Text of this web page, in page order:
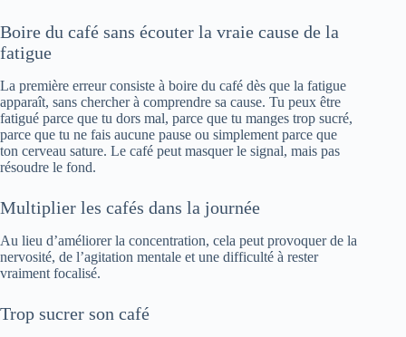
Boire du café sans écouter la vraie cause de la
fatigue
La première erreur consiste à boire du café dès que la fatigue
apparaît, sans chercher à comprendre sa cause. Tu peux être
fatigué parce que tu dors mal, parce que tu manges trop sucré,
parce que tu ne fais aucune pause ou simplement parce que
ton cerveau sature. Le café peut masquer le signal, mais pas
résoudre le fond.
Multiplier les cafés dans la journée
Au lieu d’améliorer la concentration, cela peut provoquer de la
nervosité, de l’agitation mentale et une difficulté à rester
vraiment focalisé.
Trop sucrer son café